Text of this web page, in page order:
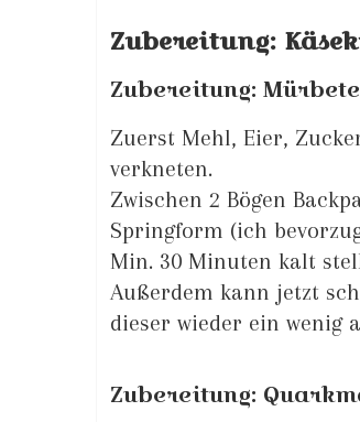
Zubereitung:
Zubereitung:
Zuerst Mehl, Eier,
verkneten.
Zwischen 2 Bögen
Springform (ich
Min. 30 Minuten kalt
Außerdem kann jetzt
dieser wieder ein wenig
Zubereitung: